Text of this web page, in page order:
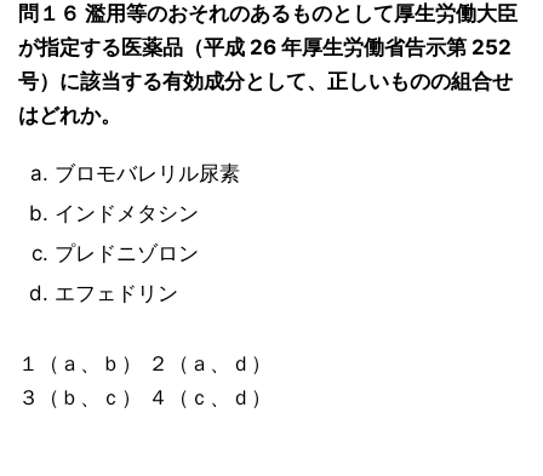
問１６ 濫用等のおそれのあるものとして厚生労働大臣
が指定する医薬品（平成 26 年厚生労働省告示第 252
号）に該当する有効成分として、正しいものの組合せ
はどれか。
ブロモバレリル尿素
インドメタシン
プレドニゾロン
エフェドリン
１（ａ、ｂ） ２（ａ、ｄ）
３（ｂ、ｃ） ４（ｃ、ｄ）